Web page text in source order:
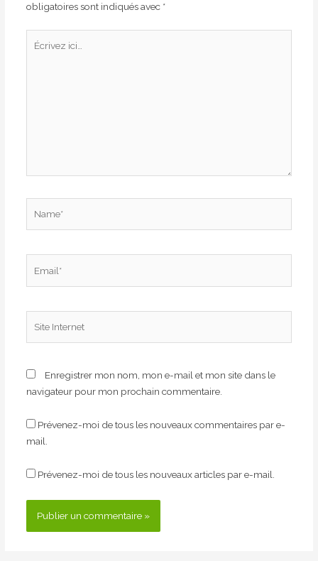
obligatoires sont indiqués avec *
Enregistrer mon nom, mon e-mail et mon site dans le
navigateur pour mon prochain commentaire.
Prévenez-moi de tous les nouveaux commentaires par e-
mail.
Prévenez-moi de tous les nouveaux articles par e-mail.